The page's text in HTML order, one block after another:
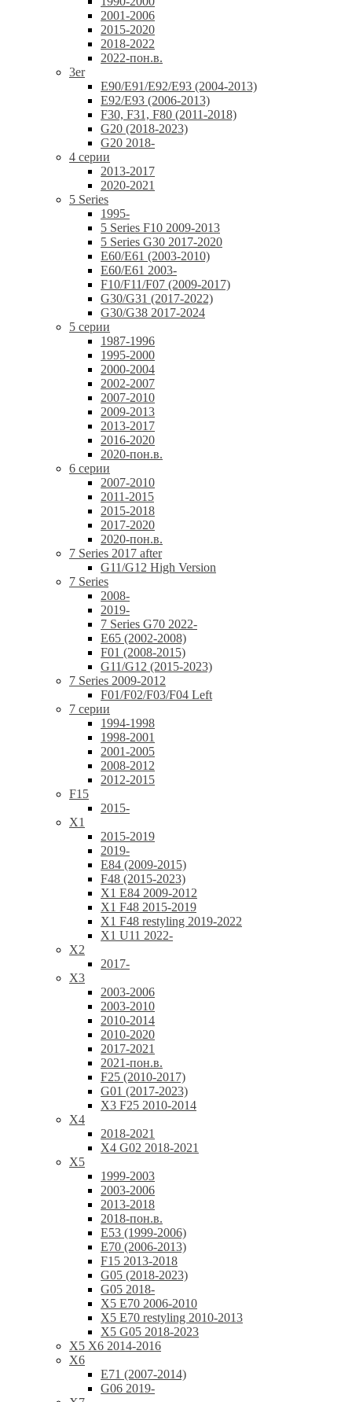
2001-2006
2015-2020
2018-2022
2022-пон.в.
3er
E90/E91/E92/E93 (2004-2013)
E92/E93 (2006-2013)
F30, F31, F80 (2011-2018)
G20 (2018-2023)
G20 2018-
4 серии
2013-2017
2020-2021
5 Series
1995-
5 Series F10 2009-2013
5 Series G30 2017-2020
E60/E61 (2003-2010)
E60/E61 2003-
F10/F11/F07 (2009-2017)
G30/G31 (2017-2022)
G30/G38 2017-2024
5 серии
1987-1996
1995-2000
2000-2004
2002-2007
2007-2010
2009-2013
2013-2017
2016-2020
2020-пон.в.
6 серии
2007-2010
2011-2015
2015-2018
2017-2020
2020-пон.в.
7 Series 2017 after
G11/G12 High Version
7 Series
2008-
2019-
7 Series G70 2022-
E65 (2002-2008)
F01 (2008-2015)
G11/G12 (2015-2023)
7 Series 2009-2012
F01/F02/F03/F04 Left
7 серии
1994-1998
1998-2001
2001-2005
2008-2012
2012-2015
F15
2015-
X1
2015-2019
2019-
E84 (2009-2015)
F48 (2015-2023)
X1 E84 2009-2012
X1 F48 2015-2019
X1 F48 restyling 2019-2022
X1 U11 2022-
X2
2017-
X3
2003-2006
2003-2010
2010-2014
2010-2020
2017-2021
2021-пон.в.
F25 (2010-2017)
G01 (2017-2023)
X3 F25 2010-2014
X4
2018-2021
X4 G02 2018-2021
X5
1999-2003
2003-2006
2013-2018
2018-пон.в.
E53 (1999-2006)
E70 (2006-2013)
F15 2013-2018
G05 (2018-2023)
G05 2018-
X5 E70 2006-2010
X5 E70 restyling 2010-2013
X5 G05 2018-2023
X5 X6 2014-2016
X6
E71 (2007-2014)
G06 2019-